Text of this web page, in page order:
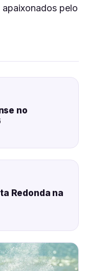
pelo
no
Redonda na